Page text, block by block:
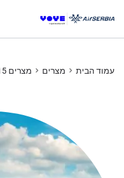
עמוד הבית מצרים מצרים 15 ימים 5Gb